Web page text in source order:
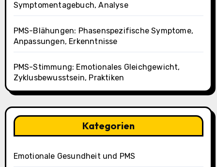
Symptomentagebuch, Analyse
PMS-Blähungen: Phasenspezifische Symptome,
Anpassungen, Erkenntnisse
PMS-Stimmung: Emotionales Gleichgewicht,
Zyklusbewusstsein, Praktiken
Kategorien
Emotionale Gesundheit und PMS